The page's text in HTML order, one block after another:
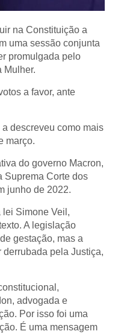
na Constituição a
uma sessão conjunta
promulgada pelo
Mulher.
a favor, ante
descreveu como mais
março.
do governo Macron,
Suprema Corte dos
junho de 2022.
lei Simone Veil,
A legislação
gestação, mas a
pela Justiça,
advogada e
Por isso foi uma
É uma mensagem